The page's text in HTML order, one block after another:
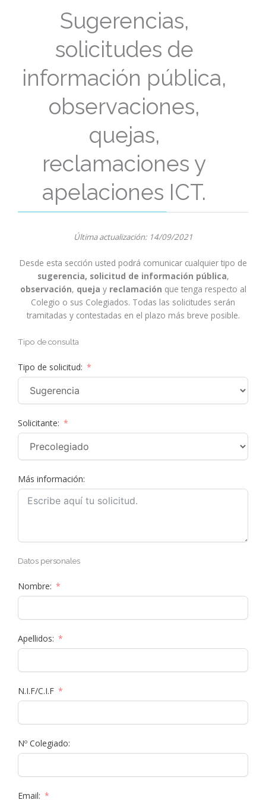
Sugerencias,
solicitudes de
información pública,
observaciones,
quejas,
reclamaciones y
apelaciones ICT.
Última actualización: 14/09/2021
Desde esta sección usted podrá comunicar cualquier tipo de
sugerencia, solicitud de información pública,
observación, queja y reclamación que tenga respecto al
Colegio o sus Colegiados. Todas las solicitudes serán
tramitadas y contestadas en el plazo más breve posible.
Tipo de consulta
Tipo de solicitud:
Solicitante:
Más información:
Datos personales
Nombre:
Apellidos:
N.I.F/C.I.F
Nº Colegiado:
Email: